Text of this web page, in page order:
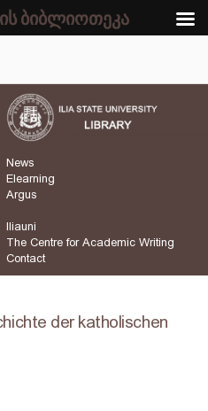
News
Elearning
Argus
Iliauni
The Centre for Academic Writing
Contact
der katholischen
ბიბლიოთეკა